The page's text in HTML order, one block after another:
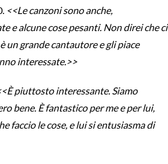
<<Le canzoni sono anche,
e alcune cose pesanti. Non direi che ci
un grande cantautore e gli piace
interessate.>>
piuttosto interessante. Siamo
bene. È fantastico per me e per lui,
faccio le cose, e lui si entusiasma di